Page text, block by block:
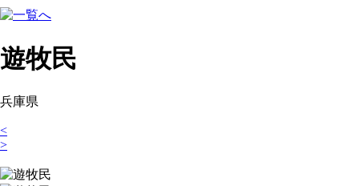
遊牧民
兵庫県
<
>